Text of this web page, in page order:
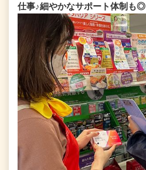
仕事♪細やかなサポート体制も◎